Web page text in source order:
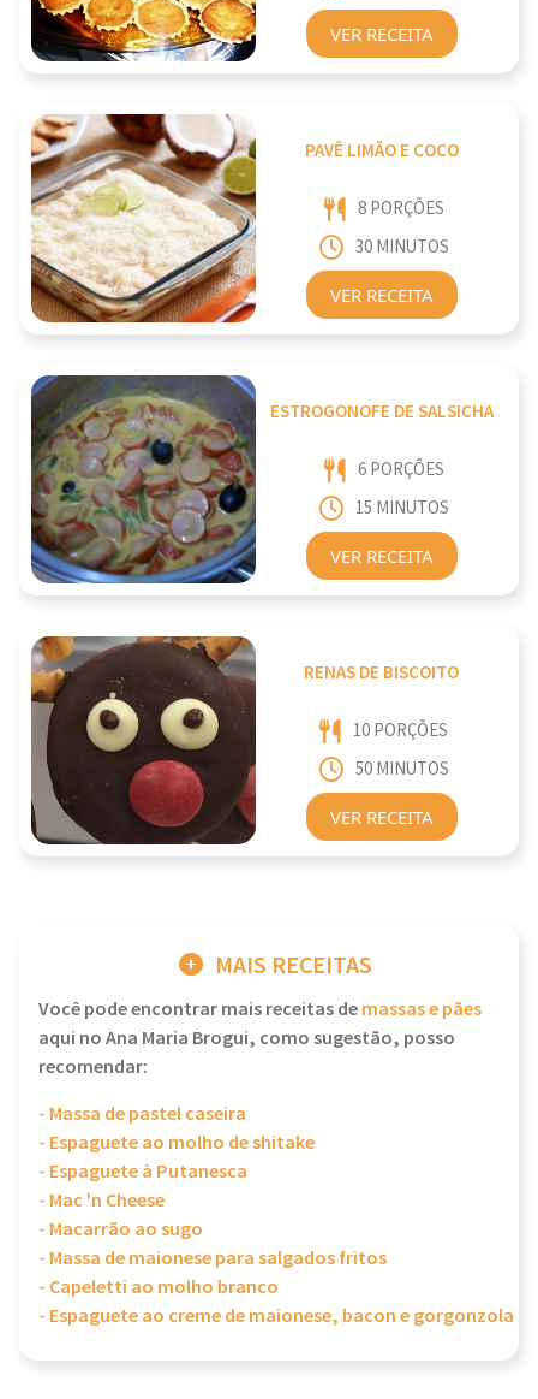
VER RECEITA
PAVÊ LIMÃO E COCO
8 PORÇÕES
30 MINUTOS
VER RECEITA
ESTROGONOFE DE SALSICHA
6 PORÇÕES
15 MINUTOS
VER RECEITA
RENAS DE BISCOITO
10 PORÇÕES
50 MINUTOS
VER RECEITA
MAIS RECEITAS
Você pode encontrar mais receitas demassas e pães
aqui no Ana Maria Brogui, como sugestão, posso
recomendar:
- Massa de pastel caseira
- Espaguete ao molho de shitake
- Espaguete à Putanesca
- Mac 'n Cheese
- Macarrão ao sugo
- Massa de maionese para salgados fritos
- Capeletti ao molho branco
- Espaguete ao creme de maionese, bacon e gorgonzola